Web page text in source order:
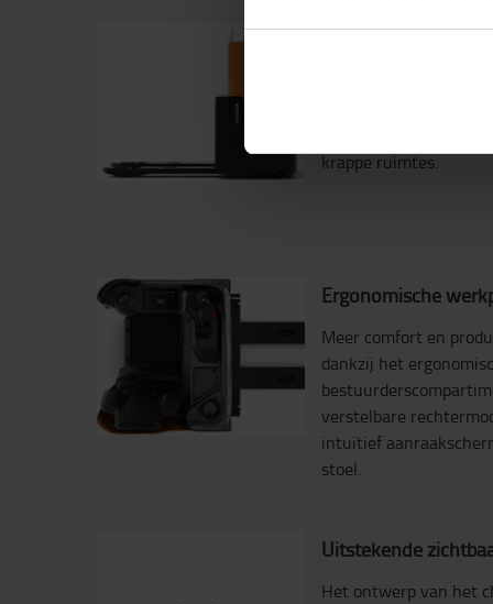
Compacte machine
van richting kan
krappe ruimtes.
Ergonomische
Meer comfort en
dankzij het
verstelbare
intuïtief
stoel.
Uitstekende
Het ontwerp van het